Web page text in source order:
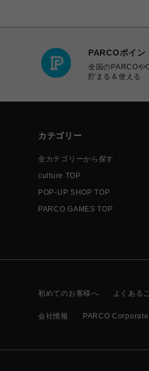
PARCOポイン
全国のPARCOや
貯まる＆使える
カテゴリー
全カテゴリーから探す
culture TOP
POP-UP SHOP TOP
PARCO GAMES TOP
初めてのお客様へ よくある
会社情報 PARCO